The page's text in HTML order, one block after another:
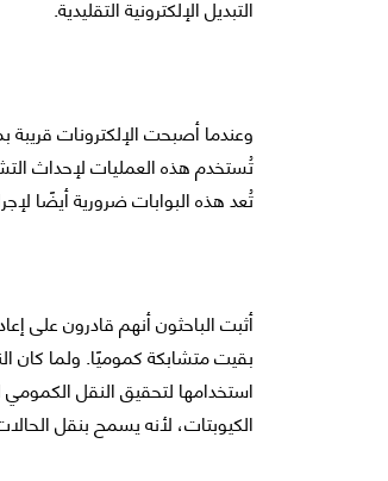
التبديل الإلكترونية التقليدية.
وعندما أصبحت الإلكترونات قريبة
تُستخدم هذه العمليات لإحداث
تُعد هذه البوابات ضرورية أيضًا
أثبت الباحثون أنهم قادرون على
بقيت متشابكة كموميًا. ولما كان
استخدامها لتحقيق النقل
الكيوبتات، لأنه يسمح بنقل